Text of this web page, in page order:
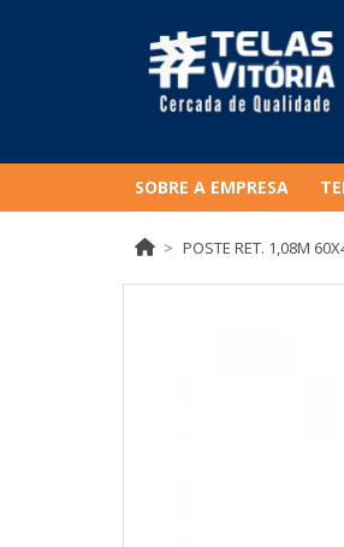
SOBRE A EMPRESA
POSTE RET. 1,08M